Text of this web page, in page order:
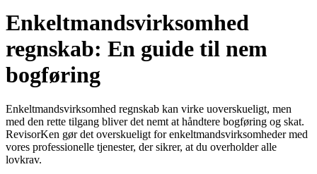
Enkeltmandsvirksomhed
regnskab: En guide til nem
bogføring
Enkeltmandsvirksomhed regnskab kan virke uoverskueligt, men
med den rette tilgang bliver det nemt at håndtere bogføring og skat.
RevisorKen gør det overskueligt for enkeltmandsvirksomheder med
vores professionelle tjenester, der sikrer, at du overholder alle
lovkrav.